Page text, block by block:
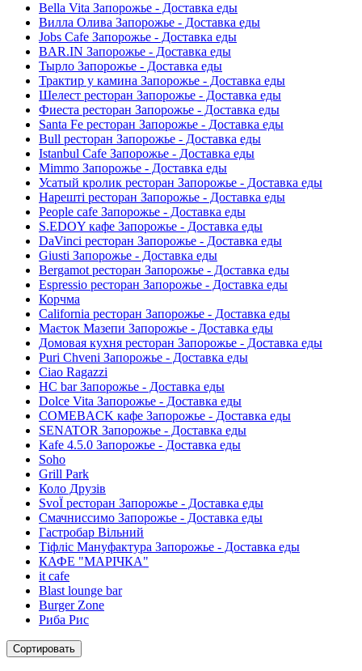
Bella Vita Запорожье - Доставка еды
Вилла Олива Запорожье - Доставка еды
Jobs Cafe Запорожье - Доставка еды
BAR.IN Запорожье - Доставка еды
Тырло Запорожье - Доставка еды
Трактир у камина Запорожье - Доставка еды
Шелест ресторан Запорожье - Доставка еды
Фиеста ресторан Запорожье - Доставка еды
Santa Fe ресторан Запорожье - Доставка еды
Bull ресторан Запорожье - Доставка еды
Istanbul Cafe Запорожье - Доставка еды
Mimmo Запорожье - Доставка еды
Усатый кролик ресторан Запорожье - Доставка еды
Нарешті ресторан Запорожье - Доставка еды
People cafe Запорожье - Доставка еды
S.EDOY кафе Запорожье - Доставка еды
DaVinci ресторан Запорожье - Доставка еды
Giusti Запорожье - Доставка еды
Bergamot ресторан Запорожье - Доставка еды
Espressio ресторан Запорожье - Доставка еды
Корчма
California ресторан Запорожье - Доставка еды
Маєток Мазепи Запорожье - Доставка еды
Домовая кухня ресторан Запорожье - Доставка еды
Puri Chveni Запорожье - Доставка еды
Ciao Ragazzi
HC bar Запорожье - Доставка еды
Dolce Vita Запорожье - Доставка еды
COMEBACK кафе Запорожье - Доставка еды
SENATOR Запорожье - Доставка еды
Kafe 4.5.0 Запорожье - Доставка еды
Soho
Grill Park
Коло Друзів
SvoЇ ресторан Запорожье - Доставка еды
Смачниссимо Запорожье - Доставка еды
Гастробар Вільний
Тіфліс Мануфактура Запорожье - Доставка еды
КАФЕ "МАРІЧКА"
it cafe
Blast lounge bar
Burger Zone
Риба Рис
Сортировать